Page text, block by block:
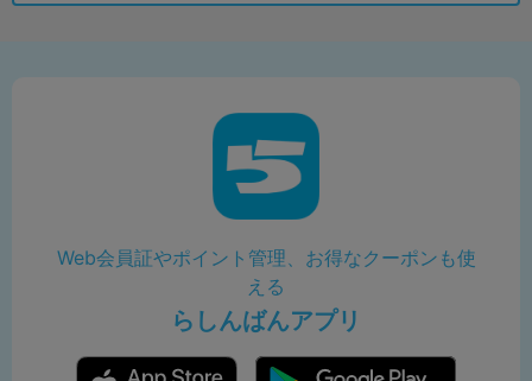
Web会員証やポイント管理、お得なクーポンも使
える
らしんばんアプリ